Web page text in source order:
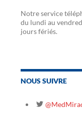
Notre service
du lundi au
jours fériés.
NOUS SUIVRE